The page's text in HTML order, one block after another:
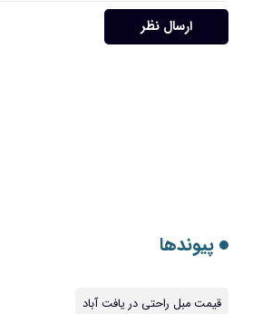
ارسال نظر
پیوندها
قیمت مبل راحتی در یافت آباد